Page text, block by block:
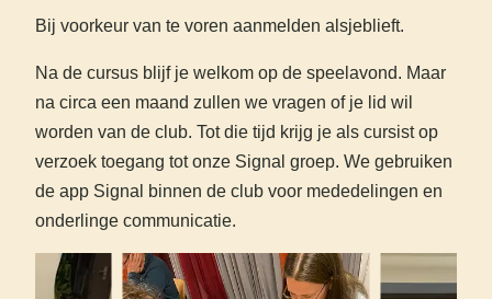
Bij voorkeur van te voren aanmelden alsjeblieft.
Na de cursus blijf je welkom op de speelavond. Maar
na circa een maand zullen we vragen of je lid wil
worden van de club. Tot die tijd krijg je als cursist op
verzoek toegang tot onze Signal groep. We gebruiken
de app Signal binnen de club voor mededelingen en
onderlinge communicatie.